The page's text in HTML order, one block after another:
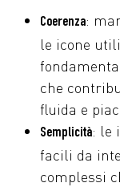
Coerenza:
le icone
che
fluida e
Semplicità: le
facili da
complessi